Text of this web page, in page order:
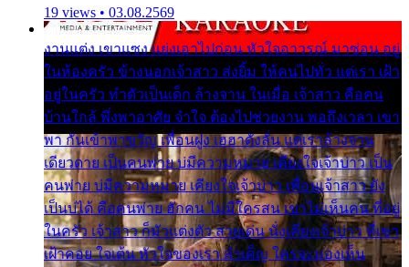
19 views • 03.08.2569
งานแต่ง เขาแซง แย่งเอาไปก่อน หัวใจอาวรณ์ มาซ่อน อยู่
ในห้องครัว ข้างนอกเจ้าสาว ส่งยิ้ม ให้คนไปทั่ว แต่เรา เฝ้า
อยู่ในครัว ทำตัวเป็นเด็ก ล้างจาน ในเมื่อ เจ้าสาว คือคน
บ้านใกล้ พึ่งพาอาศัย จำใจ ต้องไปช่วยงาน พอถึงเวลา เขา
พา กันเข้าพาขวัญ เพื่อนฝูง เฮฮาดังลั่น แต่เราล้างจาน
เดียวดาย เป็นคนพ่าย บ่มีความหมาย เคียงใจเจ้าบ่าว เป็น
คนพ่าย บ่มีความหมาย เคียงใจเจ้าบ่าว เพื่อนเจ้าสาว ยัง
เป็นบ่ได้ คือคนพ่าย ฮักคน ไม่มีใครสน เขาไม่เห็นคน ที่อยู่
ในครัว เจ้าสาว ก็มัวแต่งตัว สวยเด่น นั่งเคียงเจ้าบ่าว ที่เขา
เฝ้าคอย ใจเต้น หัวใจของเรา ลำเค็ญ ใครจะมองเห็น